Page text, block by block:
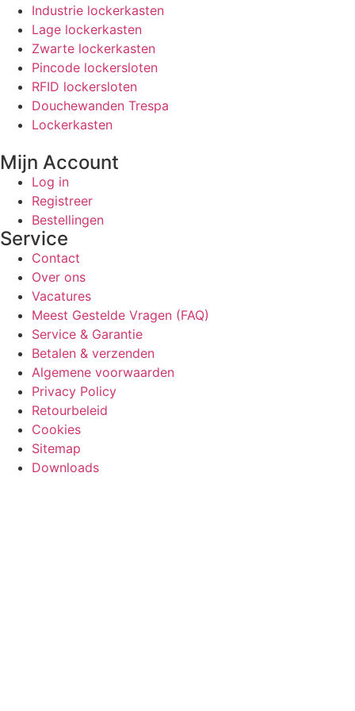
Industrie lockerkasten
Lage lockerkasten
Zwarte lockerkasten
Pincode lockersloten
RFID lockersloten
Douchewanden Trespa
Lockerkasten
Mijn Account
Log in
Registreer
Bestellingen
Service
Contact
Over ons
Vacatures
Meest Gestelde Vragen (FAQ)
Service & Garantie
Betalen & verzenden
Algemene voorwaarden
Privacy Policy
Retourbeleid
Cookies
Sitemap
Downloads